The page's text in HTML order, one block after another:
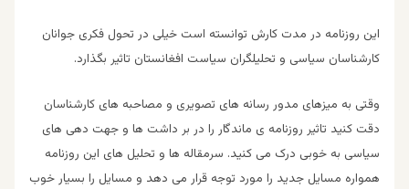
این روزنامه در مدت کارش توانسته است خیلی در تحول فکری جوانان
کارشناسان سیاسی و تحلیلگران سیاست افغانستان تاثیر بگذارد.
وقتی به میزهای مدور رسانه های تصویری و مصاحبه های کارشناسان
دقت کنید تاثیر روزنامه ی ماندگار را در بر داشت ها و جهت دهی های
سیاسی به خوبی درک می کنید. سرمقاله ها و تحلیل های این روزنامه
همواره مسایل جدید را مورد توجه قرار می دهد و مسایل را بسیار خوب